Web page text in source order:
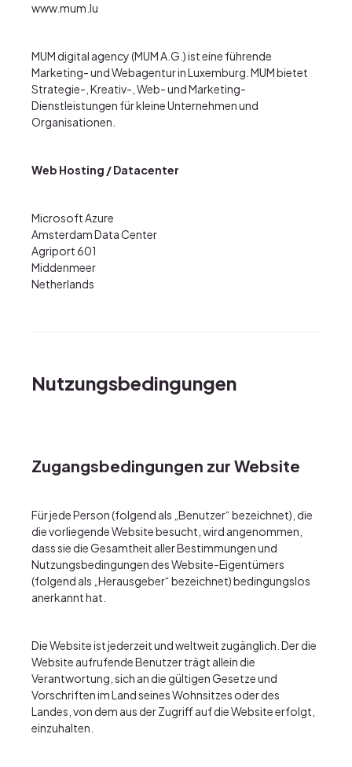
www.mum.lu
MUM digital agency (MUM A.G.) ist eine führende
Marketing- und Webagentur in Luxemburg. MUM bietet
Strategie-, Kreativ-, Web- und Marketing-
Dienstleistungen für kleine Unternehmen und
Organisationen.
Web Hosting / Datacenter
Microsoft Azure
Amsterdam Data Center
Agriport 601
Middenmeer
Netherlands
Nutzungsbedingungen
Zugangsbedingungen zur Website
Für jede Person (folgend als „Benutzer“ bezeichnet), die
die vorliegende Website besucht, wird angenommen,
dass sie die Gesamtheit aller Bestimmungen und
Nutzungsbedingungen des Website-Eigentümers
(folgend als „Herausgeber“ bezeichnet) bedingungslos
anerkannt hat.
Die Website ist jederzeit und weltweit zugänglich. Der die
Website aufrufende Benutzer trägt allein die
Verantwortung, sich an die gültigen Gesetze und
Vorschriften im Land seines Wohnsitzes oder des
Landes, von dem aus der Zugriff auf die Website erfolgt,
einzuhalten.